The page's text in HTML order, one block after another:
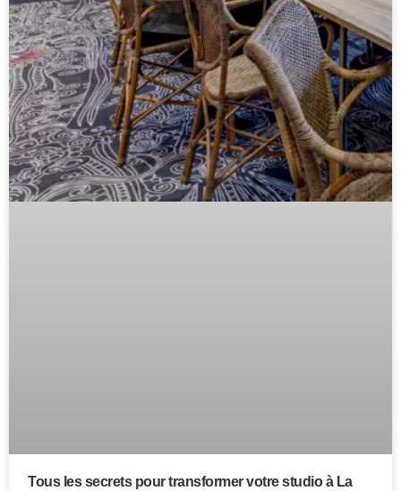
Tous les secrets pour transformer votre studio à La